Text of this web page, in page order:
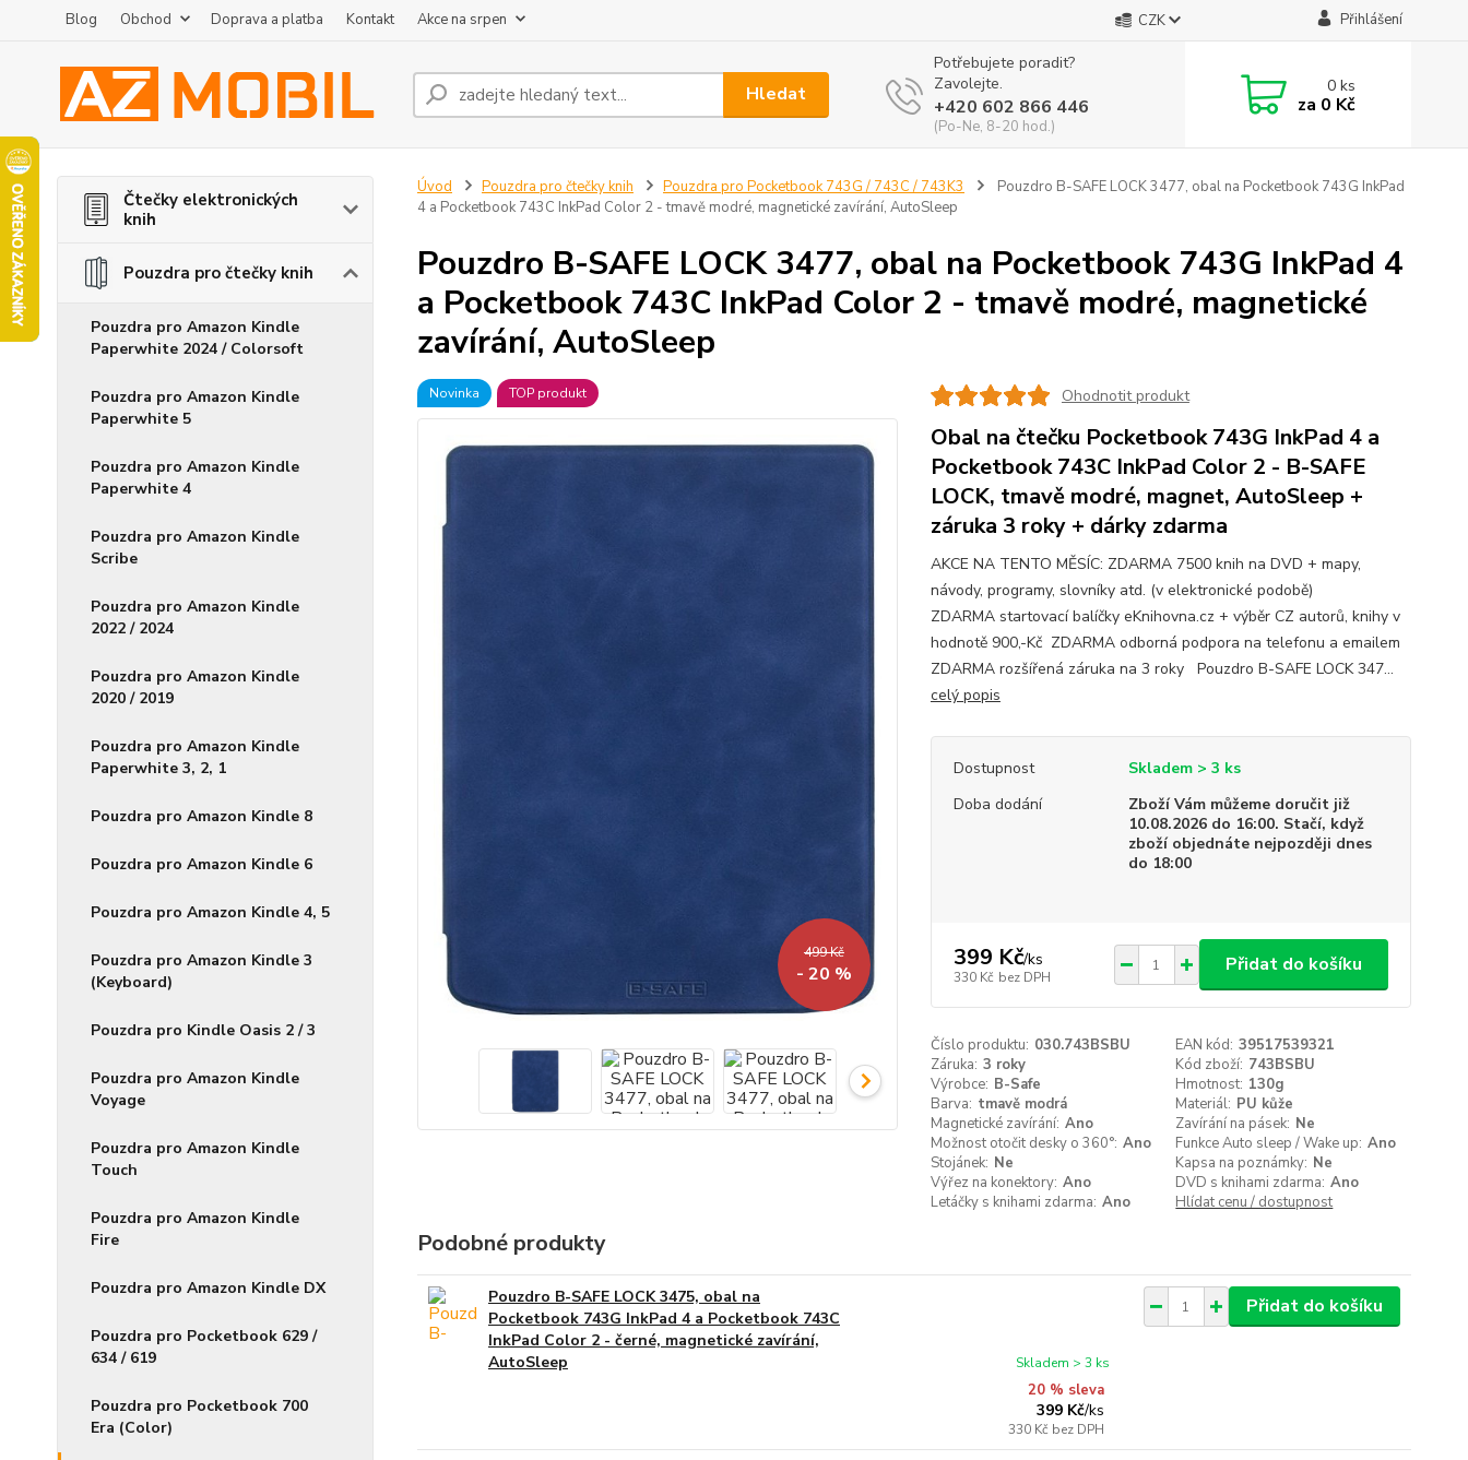
Blog Obchod Doprava a platba Kontakt Akce na srpen CZK Přihlášení
Hledat
Potřebujete poradit?
Zavolejte.
+420 602 866 446
(Po-Ne, 8-20 hod.)
0ks
za 0 Kč
Čtečky elektronických
knih
Pouzdra pro čtečky knih
Pouzdra pro Amazon Kindle
Paperwhite 2024 / Colorsoft
Pouzdra pro Amazon Kindle
Paperwhite 5
Pouzdra pro Amazon Kindle
Paperwhite 4
Pouzdra pro Amazon Kindle
Scribe
Pouzdra pro Amazon Kindle
2022 / 2024
Pouzdra pro Amazon Kindle
2020 / 2019
Pouzdra pro Amazon Kindle
Paperwhite 3, 2, 1
Pouzdra pro Amazon Kindle 8
Pouzdra pro Amazon Kindle 6
Pouzdra pro Amazon Kindle 4, 5
Pouzdra pro Amazon Kindle 3
(Keyboard)
Pouzdra pro Kindle Oasis 2 / 3
Pouzdra pro Amazon Kindle
Voyage
Pouzdra pro Amazon Kindle
Touch
Pouzdra pro Amazon Kindle
Fire
Pouzdra pro Amazon Kindle DX
Pouzdra pro Pocketbook 629 /
634 / 619
Pouzdra pro Pocketbook 700
Era (Color)
Úvod Pouzdra pro čtečky knih Pouzdra pro Pocketbook 743G / 743C / 743K3
Pouzdro B-SAFE LOCK 3477, obal na Pocketbook 743G InkPad
4 a Pocketbook 743C InkPad Color 2 - tmavě modré, magnetické zavírání, AutoSleep
Pouzdro B-SAFE LOCK 3477, obal na Pocketbook 743G InkPad 4
a Pocketbook 743C InkPad Color 2 - tmavě modré, magnetické
zavírání, AutoSleep
Novinka TOP produkt
499 Kč
- 20 %
Ohodnotit produkt
Obal na čtečku Pocketbook 743G InkPad 4 a
Pocketbook 743C InkPad Color 2 - B-SAFE
LOCK, tmavě modré, magnet, AutoSleep +
záruka 3 roky + dárky zdarma
AKCE NA TENTO MĚSÍC: ZDARMA 7500 knih na DVD + mapy,
návody, programy, slovníky atd. (v elektronické podobě)
ZDARMA startovací balíčky eKnihovna.cz + výběr CZ autorů, knihy v
hodnotě 900,-Kč ZDARMA odborná podpora na telefonu a emailem
ZDARMA rozšířená záruka na 3 roky Pouzdro B-SAFE LOCK 347...
celý popis
Dostupnost
Skladem > 3 ks
Doba dodání
Zboží Vám můžeme doručit již
10.08.2026 do 16:00. Stačí, když
zboží objednáte nejpozději dnes
do 18:00
399 Kč/ks
330 Kč bez DPH
Přidat do košíku
Číslo produktu: 030.743BSBU EAN kód: 39517539321
Záruka: 3 roky Kód zboží: 743BSBU
Výrobce: B-Safe Hmotnost: 130g
Barva: tmavě modrá Materiál: PU kůže
Magnetické zavírání: Ano Zavírání na pásek: Ne
Možnost otočit desky o 360°: Ano Funkce Auto sleep / Wake up: Ano
Stojánek: Ne Kapsa na poznámky: Ne
Výřez na konektory: Ano DVD s knihami zdarma: Ano
Letáčky s knihami zdarma: Ano Hlídat cenu / dostupnost
Podobné produkty
Pouzdro B-SAFE LOCK 3475, obal na
Pocketbook 743G InkPad 4 a Pocketbook 743C
InkPad Color 2 - černé, magnetické zavírání,
AutoSleep
20 % sleva
399 Kč/ks
330 Kč bez DPH
Skladem > 3 ks
Přidat do košíku